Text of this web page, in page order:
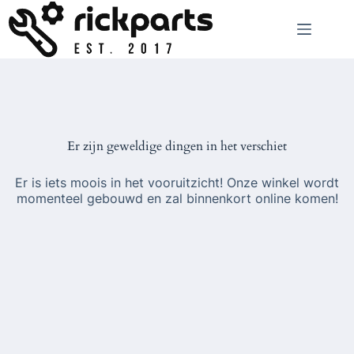
naar
de
inhoud
Er zijn geweldige dingen in het verschiet
Er is iets moois in het vooruitzicht! Onze winkel wordt
momenteel gebouwd en zal binnenkort online komen!